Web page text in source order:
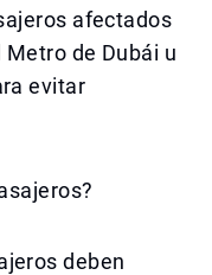
afectados
de Dubái u
evitar
deben